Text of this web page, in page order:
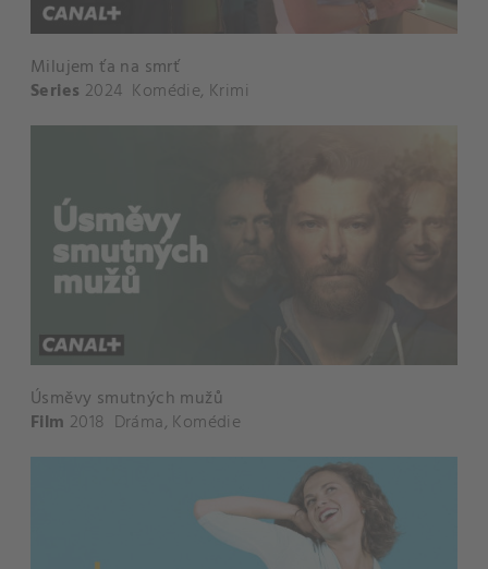
Milujem ťa na smrť
Series 2024 Komédie, Krimi
Úsměvy smutných mužů
Film 2018 Dráma, Komédie